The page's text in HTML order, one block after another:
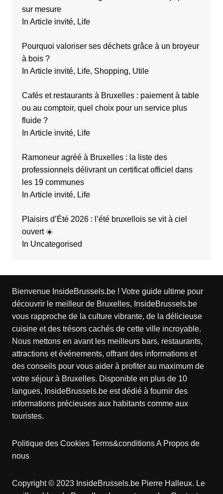
sur mesure
In Article invité, Life
Pourquoi valoriser ses déchets grâce à un broyeur
à bois ?
In Article invité, Life, Shopping, Utile
Cafés et restaurants à Bruxelles : paiement à table
ou au comptoir, quel choix pour un service plus
fluide ?
In Article invité, Life
Ramoneur agréé à Bruxelles : la liste des
professionnels délivrant un certificat officiel dans
les 19 communes
In Article invité, Life
Plaisirs d’Été 2026 : l’été bruxellois se vit à ciel
ouvert ☀️
In Uncategorised
Bienvenue InsideBrussels.be ! Votre guide ultime pour
découvrir le meilleur de Bruxelles, InsideBrussels.be
vous rapproche de la culture vibrante, de la délicieuse
cuisine et des trésors cachés de cette ville incroyable.
Nous mettons en avant les meilleurs bars, restaurants,
attractions et événements, offrant des informations et
des conseils pour vous aider à profiter au maximum de
votre séjour à Bruxelles. Disponible en plus de 10
langues, InsideBrussels.be est dédié à fournir des
informations précieuses aux habitants comme aux
touristes.
Politique des Cookies Terms&conditionsA Propos de
nous
Copyright © 2023 InsideBrussels.be Pierre Halleux. Le